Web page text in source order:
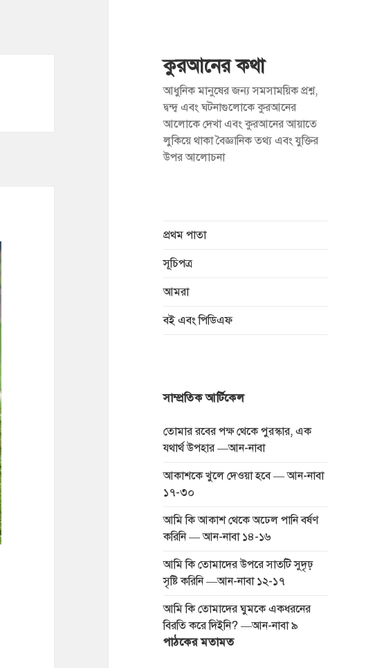
কুরআনের কথা
আধুনিক মানুষের জন্য সমসাময়িক প্রশ্ন,
দ্বন্দ্ব এবং ঘটনাগুলোকে কুরআনের
আলোকে দেখা এবং কুরআনের আয়াতে
লুকিয়ে থাকা বৈজ্ঞানিক তথ্য এবং যুক্তির
উপর আলোচনা
প্রথম পাতা
সূচিপত্র
আমরা
বই এবং পিডিএফ
সাম্প্রতিক আর্টিকেল
তোমার রবের পক্ষ থেকে পুরস্কার, এক
যথার্থ উপহার —আন-নাবা
আকাশকে খুলে দেওয়া হবে — আন-নাবা
১৭-৩০
আমি কি আকাশ থেকে অঢেল পানি বর্ষণ
করিনি — আন-নাবা ১৪-১৬
আমি কি তোমাদের উপরে সাতটি সুদৃঢ়
সৃষ্টি করিনি —আন-নাবা ১২-১৭
আমি কি তোমাদের ঘুমকে একধরনের
বিরতি করে দিইনি? —আন-নাবা ৯
পাঠকের মতামত